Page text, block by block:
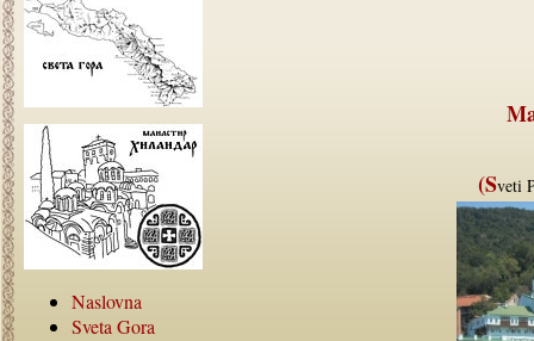
Naslovna
Sveta Gora
(Sveti